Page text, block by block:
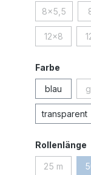
8x5,5(Diese
12x8(Diese
Farbe
blau
transparent
Rollenlänge
25 m(Diese